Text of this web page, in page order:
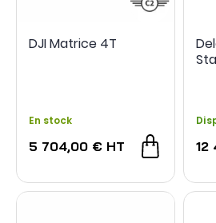
DJI Matrice 4T
En stock
5 704,00 € HT 12